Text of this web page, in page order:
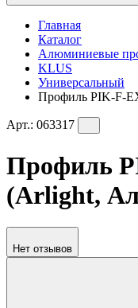
Главная
Каталог
Алюминиевые
KLUS
Универсальный
Профиль PIK-F-
Арт.: 063317
Профиль
(Arlight,
Нет отзывов